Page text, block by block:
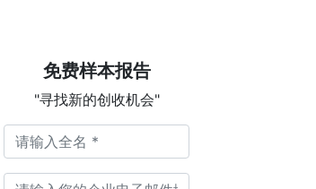
免费样本报告
"寻找新的创收机会"